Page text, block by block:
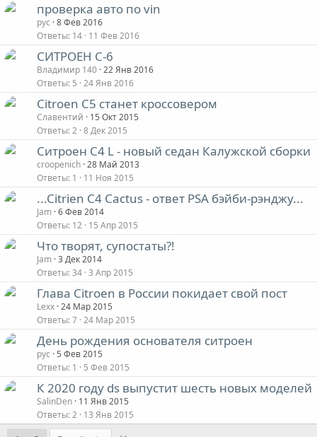
проверка авто по vin
рус 8 Фев 2016
Ответы 14 11 Фев 2016
СИТРОЕН С-6
Владимир 140 22 Янв 2016
Ответы 5 24 Янв 2016
Citroen C5 станет кроссовером
Славентий
15 Окт 2015
Ответы 2 8 Дек 2015
Ситроен С4 L - новый седан Калужской сборки
croopenich 28 Май 2013
Ответы 1 11 Ноя 2015
...Citrien C4 Cactus - ответ PSA бэйби-рэнджу...
Jam 6 Фев 2014
Ответы 12 15 Апр 2015
Что творят, супостаты?!
Jam 3 Дек 2014
Ответы 34 3 Апр 2015
Глава Citroen в России покидает свой пост
Lexx 24 Мар 2015
Ответы 7 24 Мар 2015
День рождения основателя ситроен
рус 5 Фев 2015
Ответы 1 5 Фев 2015
К 2020 году ds выпустит шесть новых моделей
SalinDen 11 Янв 2015
Ответы 2 13 Янв 2015